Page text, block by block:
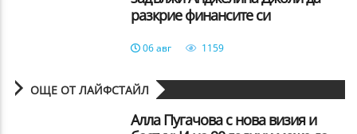
разкрие финансите си
06 авг 1159
ОЩЕ ОТ ЛАЙФСТАЙЛ
Алла Пугачова с нова визия и